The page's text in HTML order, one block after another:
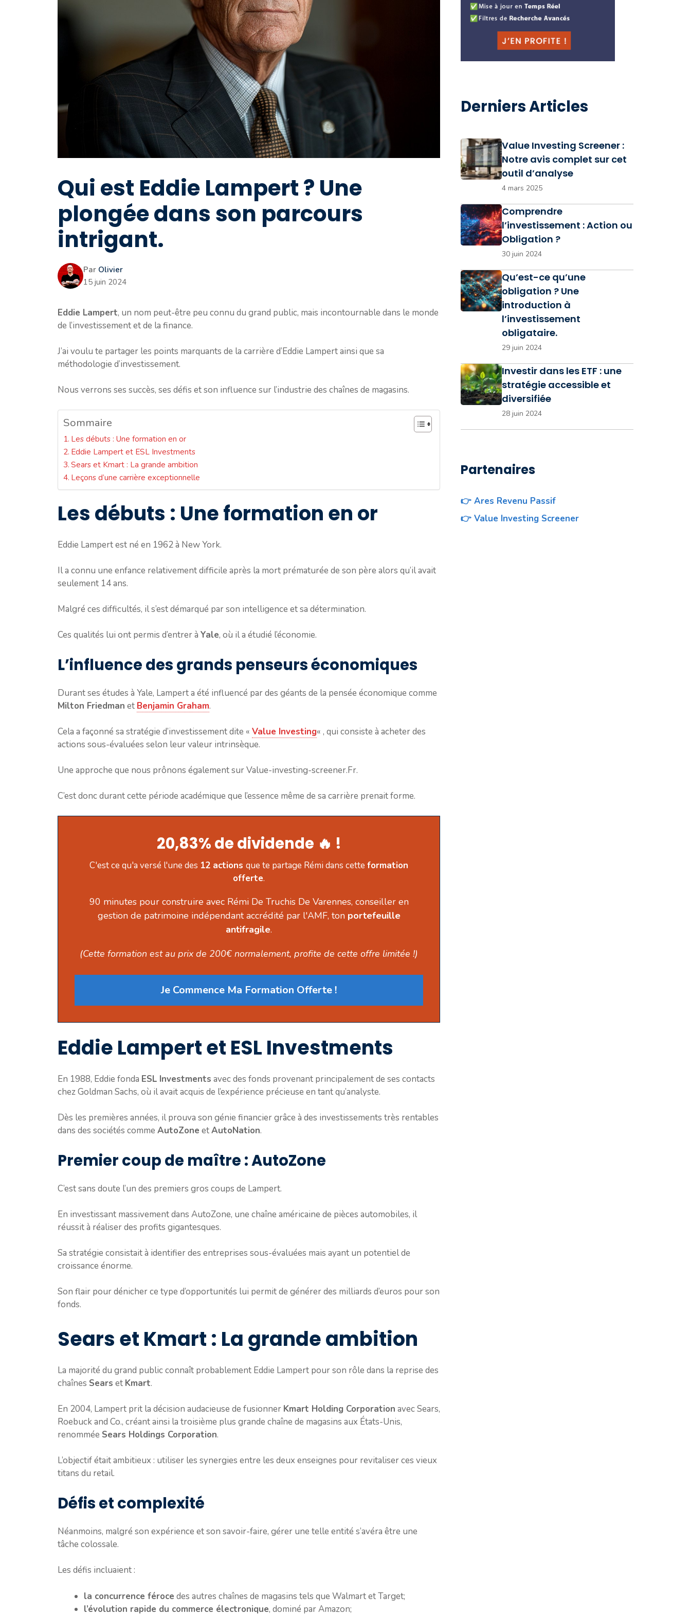
Qui est Eddie Lampert ? Une
plongée dans son parcours
intrigant.
Par Olivier
15 juin 2024
Eddie Lampert, un nom peut-être peu connu du grand public, mais incontournable dans le monde
de l’investissement et de la finance.
J’ai voulu te partager les points marquants de la carrière d’Eddie Lampert ainsi que sa
méthodologie d’investissement.
Nous verrons ses succès, ses défis et son influence sur l’industrie des chaînes de magasins.
Sommaire
Les débuts : Une formation en or
Eddie Lampert et ESL Investments
Sears et Kmart : La grande ambition
Leçons d’une carrière exceptionnelle
Les débuts : Une formation en or
Eddie Lampert est né en 1962 à New York.
Il a connu une enfance relativement difficile après la mort prématurée de son père alors qu’il avait
seulement 14 ans.
Malgré ces difficultés, il s’est démarqué par son intelligence et sa détermination.
Ces qualités lui ont permis d’entrer à Yale, où il a étudié l’économie.
L’influence des grands penseurs économiques
Durant ses études à Yale, Lampert a été influencé par des géants de la pensée économique comme
Milton Friedman et Benjamin Graham.
Cela a façonné sa stratégie d’investissement dite « Value Investing« , qui consiste à acheter des
actions sous-évaluées selon leur valeur intrinsèque.
Une approche que nous prônons également sur Value-investing-screener.Fr.
C’est donc durant cette période académique que l’essence même de sa carrière prenait forme.
20,83% de dividende 🔥 !
C'est ce qu'a versé l'une des 12 actions que te partage Rémi dans cette formation
offerte.
90 minutes pour construire avec Rémi De Truchis De Varennes, conseiller en
gestion de patrimoine indépendant accrédité par l'AMF, ton portefeuille
antifragile.
(Cette formation est au prix de 200€ normalement, profite de cette offre limitée !)
Je Commence Ma Formation Offerte !
Eddie Lampert et ESL Investments
En 1988, Eddie fonda ESL Investments avec des fonds provenant principalement de ses contacts
chez Goldman Sachs, où il avait acquis de l’expérience précieuse en tant qu’analyste.
Dès les premières années, il prouva son génie financier grâce à des investissements très rentables
dans des sociétés comme AutoZone etAutoNation.
Premier coup de maître : AutoZone
C’est sans doute l’un des premiers gros coups de Lampert.
En investissant massivement dans AutoZone, une chaîne américaine de pièces automobiles, il
réussit à réaliser des profits gigantesques.
Sa stratégie consistait à identifier des entreprises sous-évaluées mais ayant un potentiel de
croissance énorme.
Son flair pour dénicher ce type d’opportunités lui permit de générer des milliards d’euros pour son
fonds.
Sears et Kmart : La grande ambition
La majorité du grand public connaît probablement Eddie Lampert pour son rôle dans la reprise des
chaînes Sears et Kmart.
En 2004, Lampert prit la décision audacieuse de fusionner Kmart Holding Corporation avec Sears,
Roebuck and Co., créant ainsi la troisième plus grande chaîne de magasins aux États-Unis,
renommée Sears Holdings Corporation.
L’objectif était ambitieux : utiliser les synergies entre les deux enseignes pour revitaliser ces vieux
titans du retail.
Défis et complexité
Néanmoins, malgré son expérience et son savoir-faire, gérer une telle entité s’avéra être une
tâche colossale.
Les défis incluaient :
la concurrence féroce des autres chaînes de magasins tels que Walmart et Target;
l’évolution rapide du commerce électronique, dominé par Amazon;
Derniers Articles
Value Investing Screener :
Notre avis complet sur cet
outil d’analyse
4 mars 2025
Comprendre
l’investissement : Action ou
Obligation ?
30 juin 2024
Qu’est-ce qu’une
obligation ? Une
introduction à
l’investissement
obligataire.
29 juin 2024
Investir dans les ETF : une
stratégie accessible et
diversifiée
28 juin 2024
Partenaires
👉 Ares Revenu Passif
👉 Value Investing Screener